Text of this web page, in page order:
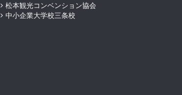
松本観光コンベンション協会
中小企業大学校三条校